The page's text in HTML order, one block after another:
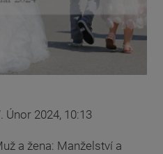
Únor 2024, 10:13
a žena: Manželství a